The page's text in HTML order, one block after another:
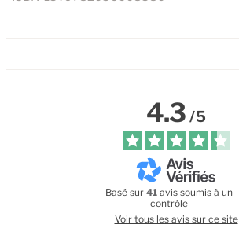
4.3/5
Basé sur 41 avis soumis à un
contrôle
Voir tous les avis sur ce site